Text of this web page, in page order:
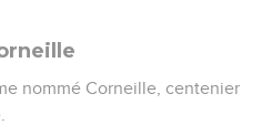
nommé Corneille, centenier